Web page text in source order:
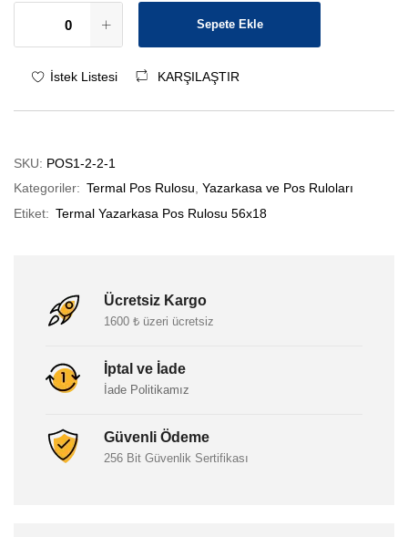
Sepete Ekle
İstek Listesi KARŞILAŞTIR
SKU: POS1-2-2-1
Kategoriler: Termal Pos Rulosu Yazarkasa ve Pos Ruloları
Etiket: Termal Yazarkasa Pos Rulosu 56x18
Ücretsiz Kargo
1600 ₺ üzeri ücretsiz
İptal ve İade
İade Politikamız
Güvenli Ödeme
256 Bit Güvenlik Sertifikası